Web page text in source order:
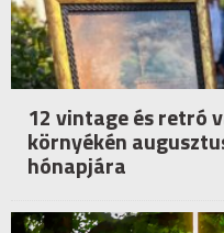
12 vintage és retró
környékén
hónapjára